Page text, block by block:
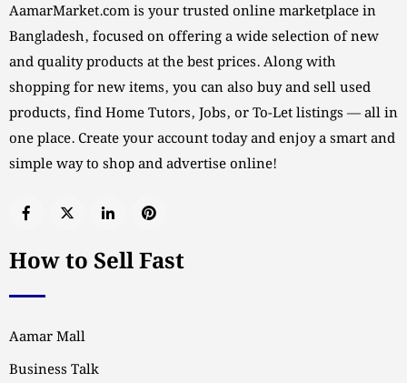
AamarMarket.com is your trusted online marketplace in
Bangladesh, focused on offering a wide selection of new
and quality products at the best prices. Along with
shopping for new items, you can also buy and sell used
products, find Home Tutors, Jobs, or To-Let listings — all in
one place. Create your account today and enjoy a smart and
simple way to shop and advertise online!
How to Sell Fast
Aamar Mall
Business Talk